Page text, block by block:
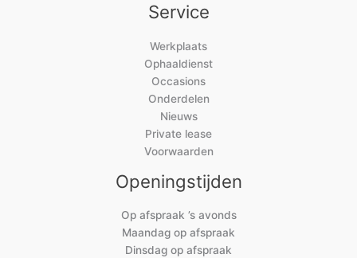
Service
Werkplaats
Ophaaldienst
Occasions
Onderdelen
Nieuws
Private lease
Voorwaarden
Openingstijden
Op afspraak ’s avonds
Maandag op afspraak
Dinsdag op afspraak